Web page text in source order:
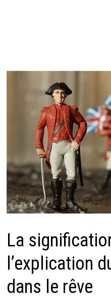
La
l’explication
dans le rêve